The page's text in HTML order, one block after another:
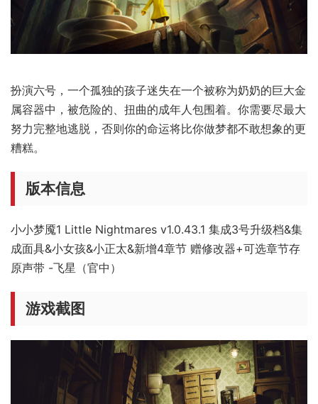
扮演六号，一个孤独的孩子迷失在一个被称为奶奶的巨大金
属容器中，被危险的、扭曲的成年人包围着。你需要尽最大
努力完整地逃脱，否则你的命运将比你做梦都不敢想象的更
糟糕。
版本信息
小小梦魇1 Little Nightmares v1.0.43.1 集成3号升级档&集
成面具&小女孩&小正太&新增4章节 赠修改器+可选章节存
原声带 -飞星（官中）
游戏截图